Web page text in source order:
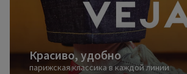
Красиво, удобно
парижская классика в каждой линии